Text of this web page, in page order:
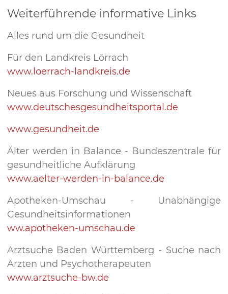
Weiterführende informative Links
Alles rund um die Gesundheit
Für den Landkreis Lörrach
www.loerrach-landkreis.de
Neues aus Forschung und Wissenschaft
www.deutschesgesundheitsportal.de
www.gesundheit.de
Älter werden in Balance - Bundeszentrale für
gesundheitliche Aufklärung
www.aelter-werden-in-balance.de
Apotheken-Umschau - Unabhängige
Gesundheitsinformationen
ww.apotheken-umschau.de
Arztsuche Baden Württemberg - Suche nach
Ärzten und Psychotherapeuten
www.arztsuche-bw.de